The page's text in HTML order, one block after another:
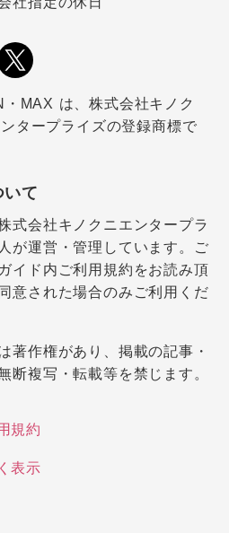
・MAX は、株式会社キノク
タープライズの登録商標で
て
式会社キノクニエンタープラ
が運営・管理しています。ご
イド内ご利用規約をお読み頂
意された場合のみご利用くだ
著作権があり、掲載の記事・
断複写・転載等を禁じます。
規約
表示